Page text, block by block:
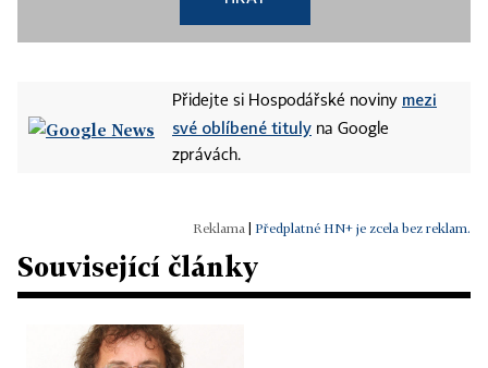
Přidejte si Hospodářské noviny mezi
své oblíbené tituly na Google
zprávách.
Předplatné HN+ je zcela bez reklam.
Související články